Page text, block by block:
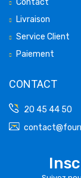
Contact
Livraison
Service Client
Paiement
CONTACT
20 45 44 50